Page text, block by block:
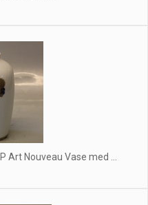
Art Nouveau Vase med ...